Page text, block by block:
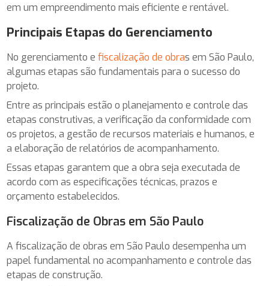
em um empreendimento mais eficiente e rentável.
Principais Etapas do Gerenciamento
No gerenciamento efiscalização de obras em São Paulo,
algumas etapas são fundamentais para o sucesso do
projeto.
Entre as principais estão o planejamento e controle das
etapas construtivas, a verificação da conformidade com
os projetos, a gestão de recursos materiais e humanos, e
a elaboração de relatórios de acompanhamento.
Essas etapas garantem que a obra seja executada de
acordo com as especificações técnicas, prazos e
orçamento estabelecidos.
Fiscalização de Obras em São Paulo
A fiscalização de obras em São Paulo desempenha um
papel fundamental no acompanhamento e controle das
etapas de construção.